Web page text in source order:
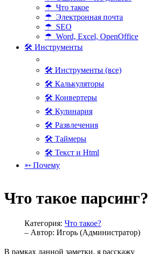
☂ Что такое
☂ Электронная почта
☂ SEO
☂ Word, Excel, OpenOffice
🛠 Инструменты
🛠 Инструменты (все)
🛠 Калькуляторы
🛠 Конвертеры
🛠 Кулинария
🛠 Развлечения
🛠 Таймеры
🛠 Текст и Html
➳ Почему
Что такое парсинг?
Категория: Что такое?
– Автор: Игорь (Администратор)
В рамках данной заметки, я расскажу